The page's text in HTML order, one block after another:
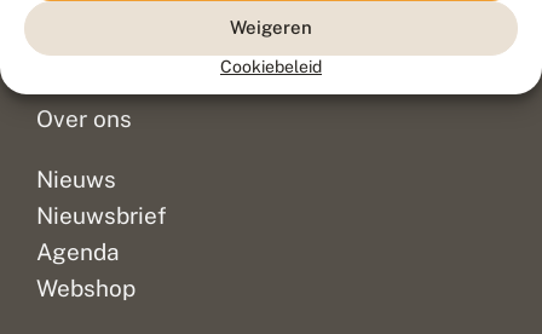
Weigeren
Cookiebeleid
Doneer
Over ons
Nieuws
Nieuwsbrief
Agenda
Webshop